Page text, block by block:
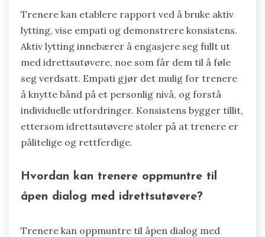
Trenere kan etablere rapport ved å bruke aktiv
lytting, vise empati og demonstrere konsistens.
Aktiv lytting innebærer å engasjere seg fullt ut
med idrettsutøvere, noe som får dem til å føle
seg verdsatt. Empati gjør det mulig for trenere
å knytte bånd på et personlig nivå, og forstå
individuelle utfordringer. Konsistens bygger tillit,
ettersom idrettsutøvere stoler på at trenere er
pålitelige og rettferdige.
Hvordan kan trenere oppmuntre til
åpen dialog med idrettsutøvere?
Trenere kan oppmuntre til åpen dialog med